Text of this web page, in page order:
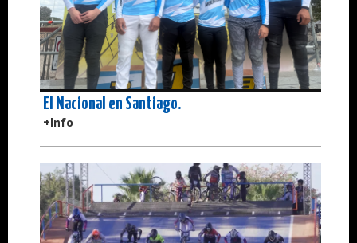
El Nacional en Santiago.
+Info